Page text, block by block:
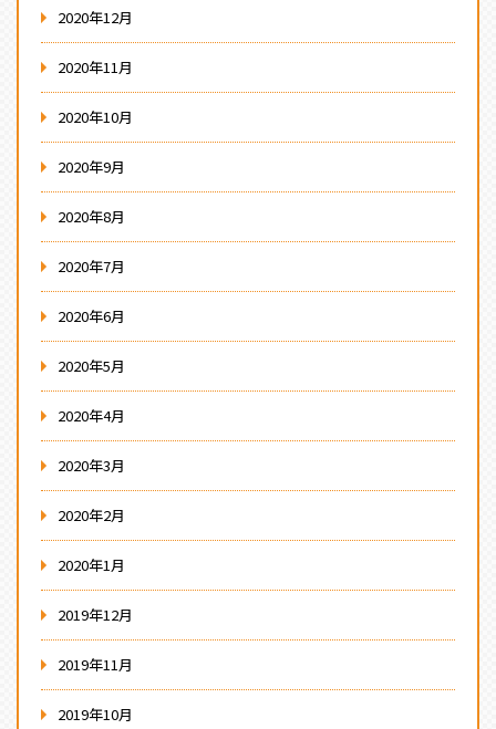
2020年12月
2020年11月
2020年10月
2020年9月
2020年8月
2020年7月
2020年6月
2020年5月
2020年4月
2020年3月
2020年2月
2020年1月
2019年12月
2019年11月
2019年10月